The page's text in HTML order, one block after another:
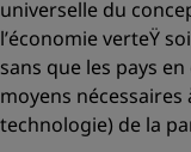
universelle du
l’économie verteŸ
sans que les pays
moyens
technologie) de la